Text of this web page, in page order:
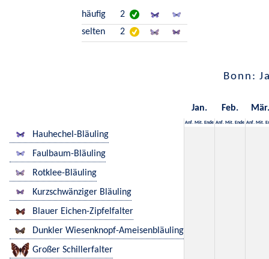
häufig
2
selten
2
Bonn:
Jan. Feb. Mär.
Anf. Mit. Ende Anf. Mit. Ende Anf. Mit.
Hauhechel-Bläuling
Faulbaum-Bläuling
Rotklee-Bläuling
Kurzschwänziger Bläuling
Blauer Eichen-Zipfelfalter
Dunkler Wiesenknopf-Ameisenbläuling
Großer Schillerfalter